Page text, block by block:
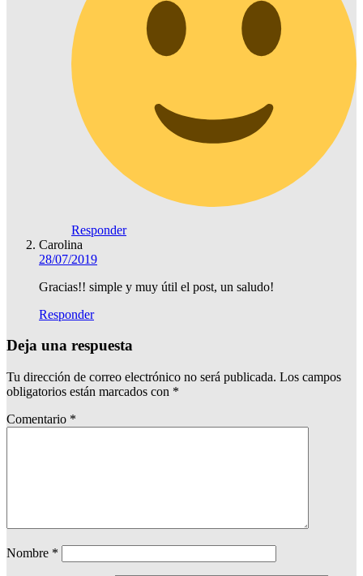
Responder
Carolina
28/07/2019
Gracias!! simple y muy útil el post, un saludo!
Responder
Deja una respuesta
Tu dirección de correo electrónico no será publicada. Los campos
obligatorios están marcados con *
Comentario *
Nombre *